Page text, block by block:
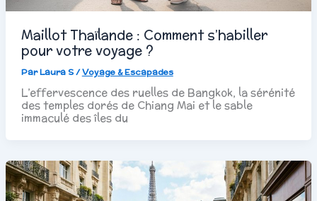
Maillot Thaïlande : Comment s’habiller
pour votre voyage ?
ParLaura S/Voyage & Escapades
L’effervescence des ruelles de Bangkok, la sérénité
des temples dorés de Chiang Mai et le sable
immaculé des îles du